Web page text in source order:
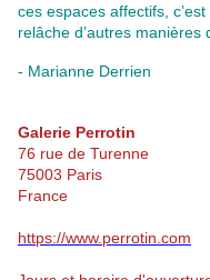
ces espaces affectifs,
relâche d’autres manières
- Marianne Derrien
Galerie Perrotin
76 rue de Turenne
75003 Paris
France
https://www.perrotin.com